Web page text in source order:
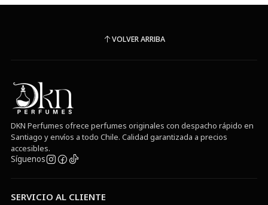
VOLVER ARRIBA
DKN Perfumes ofrece perfumes originales con despacho rápido en
Santiago y envíos a todo Chile. Calidad garantizada a precios
accesibles.
Síguenos
SERVICIO AL CLIENTE